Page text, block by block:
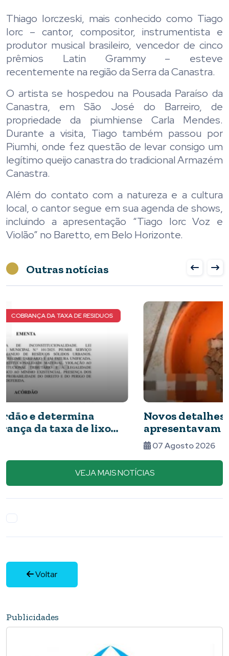
Thiago Iorczeski, mais conhecido como Tiago
Iorc – cantor, compositor, instrumentista e
produtor musical brasileiro, vencedor de cinco
prêmios Latin Grammy – esteve
recentemente na região da Serra da Canastra.
O artista se hospedou na Pousada Paraíso da
Canastra, em São José do Barreiro, de
propriedade da piumhiense Carla Mendes.
Durante a visita, Tiago também passou por
Piumhi, onde fez questão de levar consigo um
legítimo queijo canastra do tradicional Armazém
Canastra.
Além do contato com a natureza e a cultura
local, o cantor segue em sua agenda de shows,
incluindo a apresentação “Tiago Iorc Voz e
Violão” no Baretto, em Belo Horizonte.
Outras notícias
NOVOS DETALHES DO CASO
Novos detalhes do caso: cães resgatados
apresentavam ferimentos e comida com
VEJA MAIS NOTÍCIAS
Voltar
Publicidades